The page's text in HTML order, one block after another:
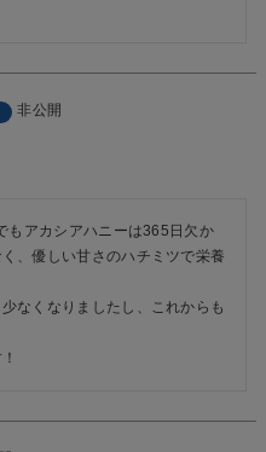
非公開
もアカシアハニーは365日欠か
、優しい甘さのハチミツで栄養
なくなりましたし、これからも